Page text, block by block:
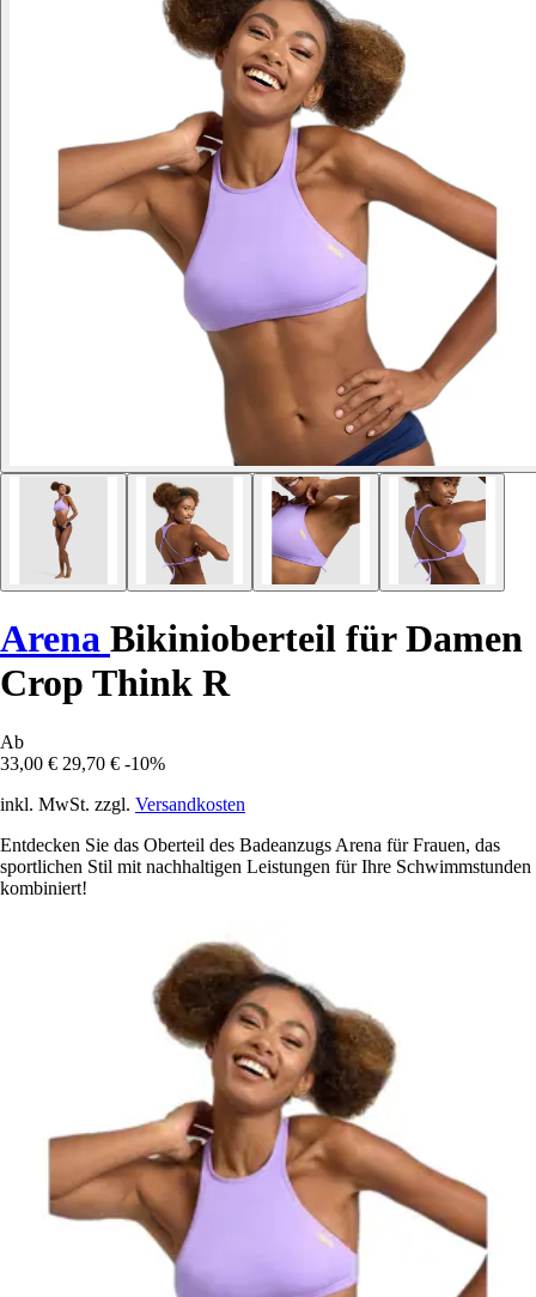
Arena Bikinioberteil für Damen
Crop Think R
Ab
33,00 € 29,70 € -10%
inkl. MwSt. zzgl. Versandkosten
Entdecken Sie das Oberteil des Badeanzugs Arena für Frauen, das
sportlichen Stil mit nachhaltigen Leistungen für Ihre Schwimmstunden
kombiniert!